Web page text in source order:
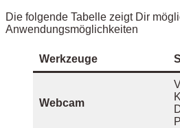
Die folgende Tabelle zeigt Dir
Anwendungsmöglichkeiten
Werkzeuge
Webcam